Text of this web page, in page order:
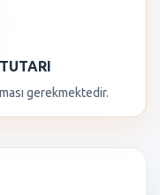
gerekmektedir.